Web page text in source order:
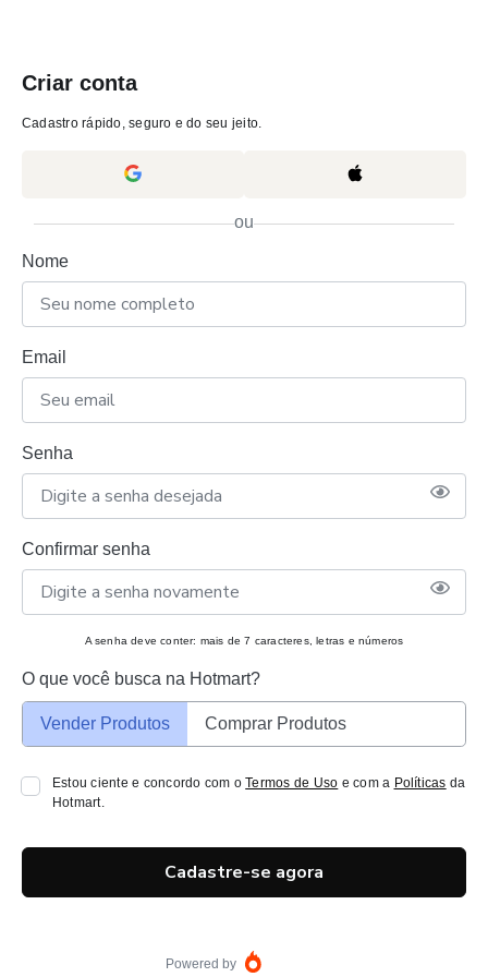
Criar conta
Cadastro rápido, seguro e do seu jeito.
ou
Nome
Email
Senha
Confirmar senha
A senha deve conter: mais de 7 caracteres, letras e números
O que você busca na Hotmart?
Vender Produtos Comprar Produtos
Estou ciente e concordo com oTermos de Uso e com a Políticas da
Hotmart.
Cadastre-se agora
Powered by